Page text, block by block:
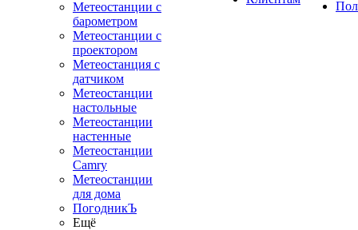
Метеостанции с
барометром
Метеостанции с
проектором
Метеостанция с
датчиком
Метеостанции
настольные
Метеостанции
настенные
Метеостанции
Camry
Метеостанции
для дома
ПогодникЪ
Ещё